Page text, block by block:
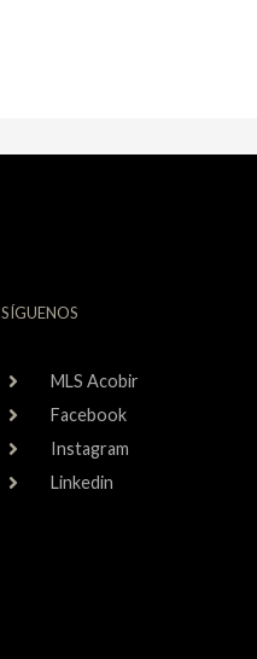
SÍGUENOS
MLS Acobir
Facebook
Instagram
Linkedin